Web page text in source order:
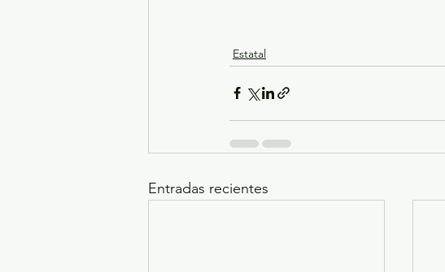
Estatal
Entradas recientes